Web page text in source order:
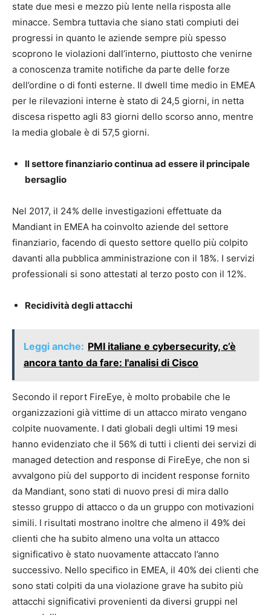
state due mesi e mezzo più lente nella risposta alle
minacce. Sembra tuttavia che siano stati compiuti dei
progressi in quanto le aziende sempre più spesso
scoprono le violazioni dall’interno, piuttosto che venirne
a conoscenza tramite notifiche da parte delle forze
dell’ordine o di fonti esterne. Il dwell time medio in EMEA
per le rilevazioni interne è stato di 24,5 giorni, in netta
discesa rispetto agli 83 giorni dello scorso anno, mentre
la media globale è di 57,5 giorni.
Il settore finanziario continua ad essere il principale
bersaglio
Nel 2017, il 24% delle investigazioni effettuate da
Mandiant in EMEA ha coinvolto aziende del settore
finanziario, facendo di questo settore quello più colpito
davanti alla pubblica amministrazione con il 18%. I servizi
professionali si sono attestati al terzo posto con il 12%.
Recidività degli attacchi
Leggi anche: PMI italiane e cybersecurity, c’è
ancora tanto da fare: l'analisi di Cisco
Secondo il report FireEye, è molto probabile che le
organizzazioni già vittime di un attacco mirato vengano
colpite nuovamente. I dati globali degli ultimi 19 mesi
hanno evidenziato che il 56% di tutti i clienti dei servizi di
managed detection and response di FireEye, che non si
avvalgono più del supporto di incident response fornito
da Mandiant, sono stati di nuovo presi di mira dallo
stesso gruppo di attacco o da un gruppo con motivazioni
simili. I risultati mostrano inoltre che almeno il 49% dei
clienti che ha subito almeno una volta un attacco
significativo è stato nuovamente attaccato l’anno
successivo. Nello specifico in EMEA, il 40% dei clienti che
sono stati colpiti da una violazione grave ha subito più
attacchi significativi provenienti da diversi gruppi nel